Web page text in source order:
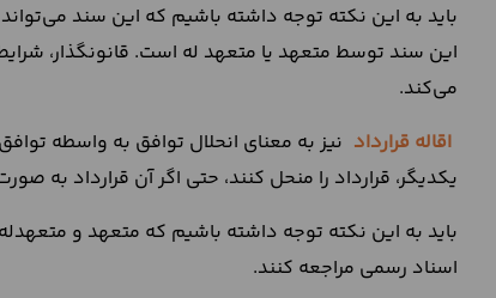
باید به این نکته توجه داشته باشیم که این سند
این سند توسط متعهد یا متعهد له است. قانونگذار،
می‌کند.
اقاله قرارداد نیز به معنای انحلال توافق به واسطه
یکدیگر، قرارداد را منحل کنند، حتی اگر آن قرارداد به
باید به این نکته توجه داشته باشیم که متعهد و متعهدله
اسناد رسمی مراجعه کنند.